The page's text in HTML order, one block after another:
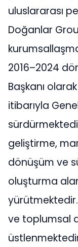
uluslararası
Doğanlar
2016–2024
Başkanı
itibarıyla
geliştirme,
dönüşüm ve
oluşturma
yürütmektedir.
ve toplumsal